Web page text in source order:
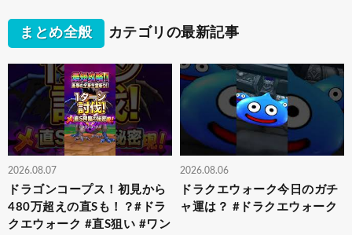
まとめ全般 カテゴリの最新記事
2026.08.07
ドラゴンコープス！初見から
480万超えの直Sも！？#ドラ
クエウォーク #直S狙い #ワン
2026.08.06
ドラクエウォーク今日のガチ
ャ運は？ #ドラクエウォーク